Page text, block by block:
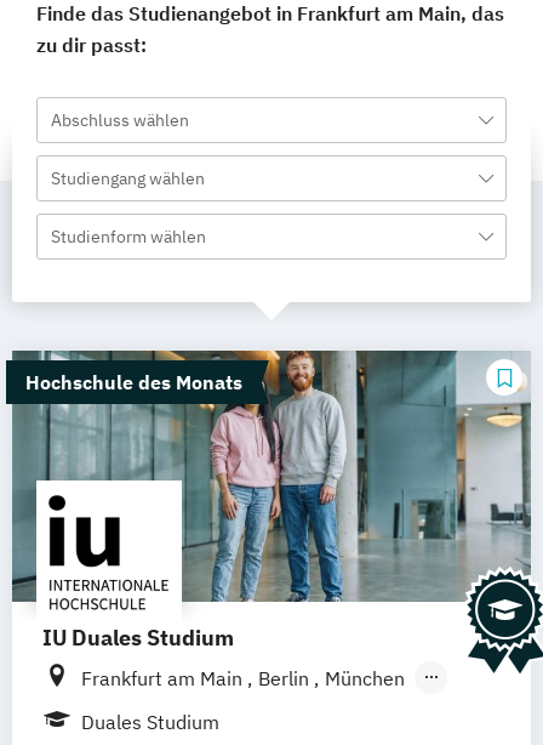
Finde das Studienangebot in Frankfurt am Main, das
zu dir passt:
Abschluss wählen
Studiengang wählen
Studienform wählen
Hochschule des Monats
IU Duales Studium
Frankfurt am Main Berlin
München
Hamburg
Düsseldorf
Duales Studium